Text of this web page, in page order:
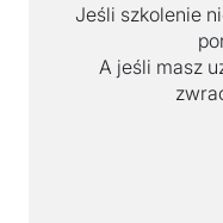
Jeśli szkolenie
A jeśli masz